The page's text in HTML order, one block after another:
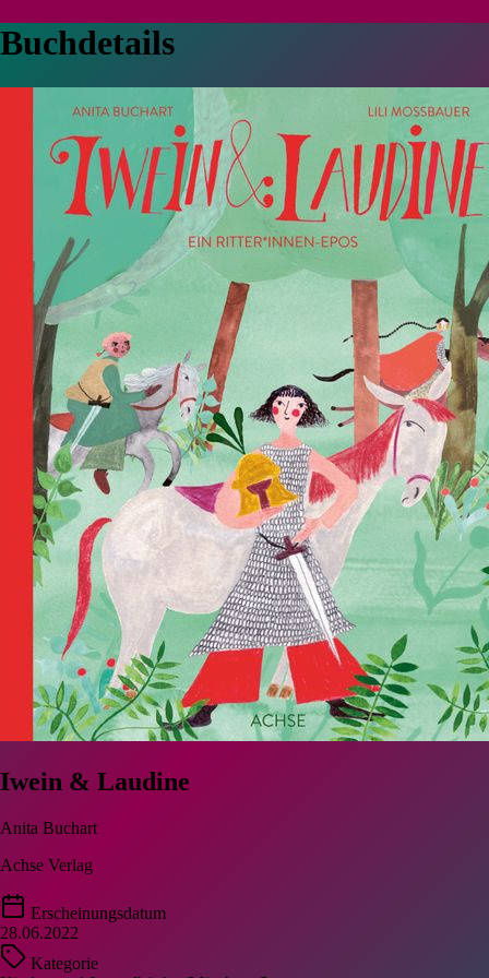
Buchdetails
Iwein & Laudine
Anita Buchart
Achse Verlag
Erscheinungsdatum
28.06.2022
Kategorie